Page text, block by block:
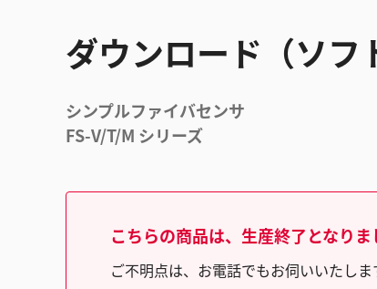
ダウンロード（ソフ
シンプルファイバセンサ
FS-V/T/M シリーズ
こちらの商品は、生産終了となり
ご不明点は、お電話でもお伺いいたし